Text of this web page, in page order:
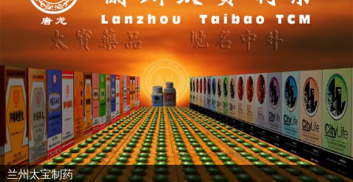
兰州太宝制药